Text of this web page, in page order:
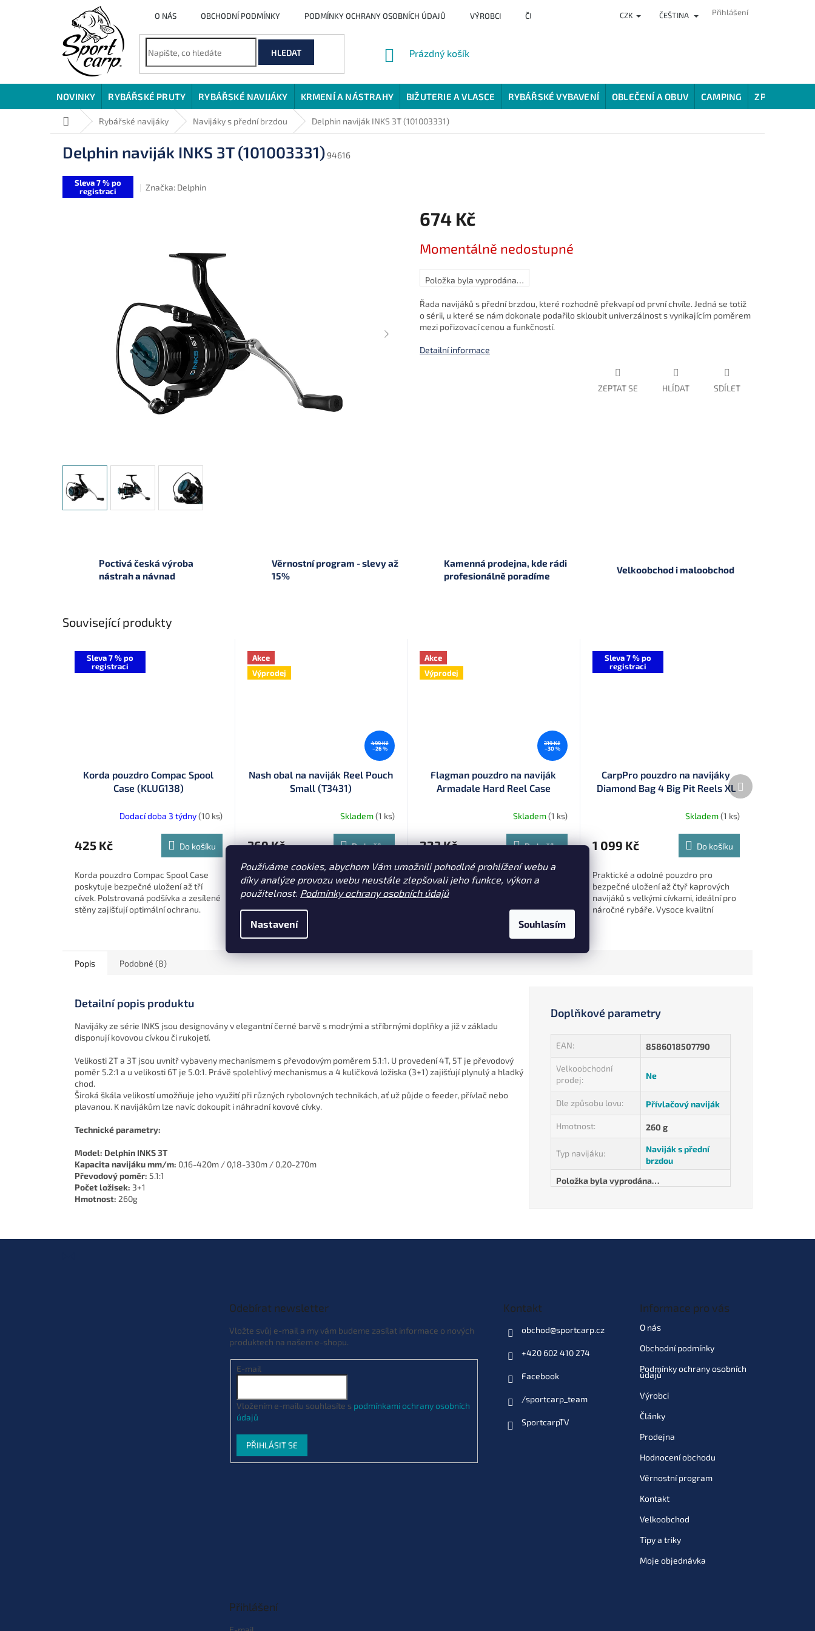
Používáme cookies, abychom Vám umožnili pohodlné prohlížení webu a
díky analýze provozu webu neustále zlepšovali jeho funkce, výkon a
použitelnost. Podmínky ochrany osobních údajů
Nastavení Souhlasím
O NÁS OBCHODNÍ PODMÍNKY PODMÍNKY OCHRANY OSOBNÍCH ÚDAJŮ VÝROBCI ČLÁNKY HODNOCENÍ OBCHODU VĚRNOSTNÍ
CZK ČEŠTINA Přihlášení
HLEDAT
NÁKUPNÍ
Prázdný košík
NOVINKY RYBÁŘSKÉ PRUTY RYBÁŘSKÉ NAVIJÁKY KRMENÍ A NÁSTRAHY BIŽUTERIE A VLASCE RYBÁŘSKÉ VYBAVENÍ OBLEČENÍ A OBUV CAMPING ZPŮSOBY
Domů Rybářské navijáky Navijáky s přední brzdou Delphin naviják INKS 3T (101003331)
Delphin naviják INKS 3T (101003331)94616
Sleva 7 % po
registraci
Značka: Delphin
674 Kč
cena:
Momentálně nedostupné
Položka byla vyprodána…
Řada navijáků s přední brzdou, které rozhodně překvapí od první chvíle. Jedná se totiž
o sérii, u které se nám dokonale podařilo skloubit univerzálnost s vynikajícím poměrem
mezi pořizovací cenou a funkčností.
Detailní informace
ZEPTAT SE HLÍDAT SDÍLET
Poctivá česká výroba
nástrah a návnad
Věrnostní program - slevy až
15%
Kamenná prodejna, kde rádi
profesionálně poradíme
Velkoobchod i maloobchod
Související produkty
Sleva 7 % po
registraci
Korda pouzdro Compac Spool
Case (KLUG138)
Dodací doba 3 týdny(10 ks)
425 Kč Do košíku
Korda pouzdro Compac Spool Case
poskytuje bezpečné uložení až tří
cívek. Polstrovaná podšívka a zesílené
stěny zajišťují optimální ochranu.
Akce
Výprodej
499 Kč
–26 %
Nash obal na naviják Reel Pouch
Small (T3431)
Skladem(1 ks)
369 Kč Do košíku
Praktický polstrovaný obal na naviják,
který se dá sepnout k dalším obalům v
případě, že nesete více prutů
najednou.
Akce
Výprodej
319 Kč
–30 %
Flagman pouzdro na naviják
Armadale Hard Reel Case
Skladem(1 ks)
223 Kč Do košíku
Praktické vyztužené pouzdro na
bezpečný transport jednoho navijáku.
Sleva 7 % po
registraci
CarpPro pouzdro na navijáky
Diamond Bag 4 Big Pit Reels XL
Skladem(1 ks)
1 099 Kč Do košíku
Praktické a odolné pouzdro pro
bezpečné uložení až čtyř kaprových
navijáků s velkými cívkami, ideální pro
náročné rybáře. Vysoce kvalitní
Další
produkt
Popis Podobné (8)
Detailní popis produktu
Navijáky ze série INKS jsou designovány v elegantní černé barvě s modrými a stříbrnými doplňky a již v základu
disponují kovovou cívkou či rukojetí.
Velikosti 2T a 3T jsou uvnitř vybaveny mechanismem s převodovým poměrem 5.1:1. U provedení 4T, 5T je převodový
poměr 5.2:1 a u velikosti 6T je 5.0:1. Právě spolehlivý mechanismus a 4 kuličková ložiska (3+1) zajišťují plynulý a hladký
chod.
Široká škála velikostí umožňuje jeho využití při různých rybolovných technikách, ať už půjde o feeder, přívlač nebo
plavanou. K navijákům lze navíc dokoupit i náhradní kovové cívky.
Technické parametry:
Model: Delphin INKS 3T
Kapacita navijáku mm/m: 0,16-420m / 0,18-330m / 0,20-270m
Převodový poměr: 5.1:1
Počet ložisek: 3+1
Hmotnost: 260g
Doplňkové parametry
EAN: 8586018507790
Velkoobchodní
prodej: Ne
Dle způsobu lovu: Přívlačový naviják
Hmotnost: 260 g
Typ navijáku:
Naviják s přední
brzdou
Položka byla vyprodána…
Odebírat newsletter
Vložte svůj e-mail a my vám budeme zasílat informace o nových
produktech na našem e-shopu.
E-mail
Vložením e-mailu souhlasíte s podmínkami ochrany osobních
údajů
PŘIHLÁSIT SE
Kontakt
obchod@sportcarp.cz
+420 602 410 274
Facebook
/sportcarp_team
SportcarpTV
Informace pro vás
O nás
Obchodní podmínky
Podmínky ochrany osobních
údajů
Výrobci
Články
Prodejna
Hodnocení obchodu
Věrnostní program
Kontakt
Velkoobchod
Tipy a triky
Moje objednávka
Přihlášení